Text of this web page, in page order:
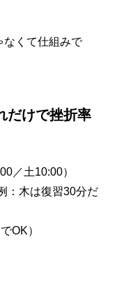
なくて仕組みで
だけで挫折率
／土10:00）
：木は復習30分だ
OK）